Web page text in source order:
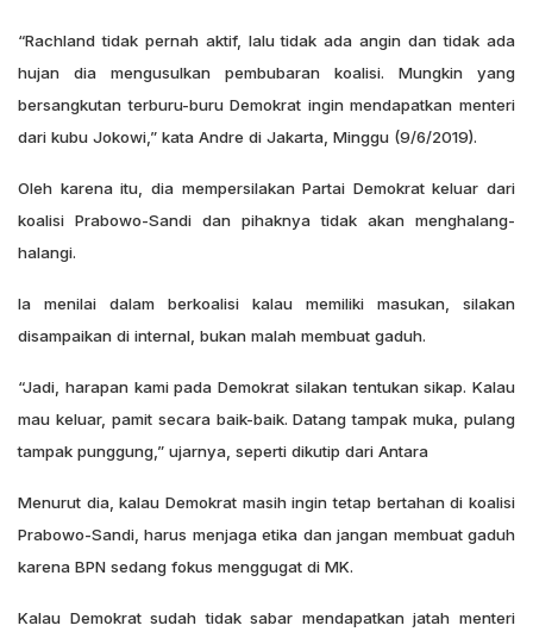
“Rachland tidak pernah aktif, lalu tidak ada angin dan tidak ada
hujan dia mengusulkan pembubaran koalisi. Mungkin yang
bersangkutan terburu-buru Demokrat ingin mendapatkan menteri
dari kubu Jokowi,” kata Andre di Jakarta, Minggu (9/6/2019).
Oleh karena itu, dia mempersilakan Partai Demokrat keluar dari
koalisi Prabowo-Sandi dan pihaknya tidak akan menghalang-
halangi.
Ia menilai dalam berkoalisi kalau memiliki masukan, silakan
disampaikan di internal, bukan malah membuat gaduh.
“Jadi, harapan kami pada Demokrat silakan tentukan sikap. Kalau
mau keluar, pamit secara baik-baik. Datang tampak muka, pulang
tampak punggung,” ujarnya, seperti dikutip dari Antara
Menurut dia, kalau Demokrat masih ingin tetap bertahan di koalisi
Prabowo-Sandi, harus menjaga etika dan jangan membuat gaduh
karena BPN sedang fokus menggugat di MK.
Kalau Demokrat sudah tidak sabar mendapatkan jatah menteri